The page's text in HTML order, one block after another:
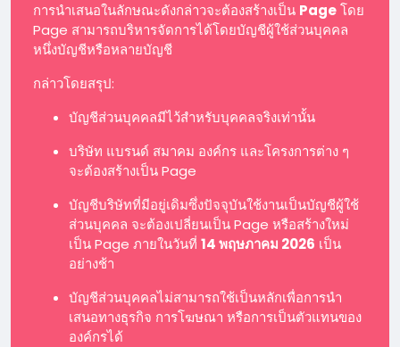
การนำเสนอในลักษณะดังกล่าวจะต้องสร้างเป็น Pageโดย
Page สามารถบริหารจัดการได้โดยบัญชีผู้ใช้ส่วนบุคคล
หนึ่งบัญชีหรือหลายบัญชี
กล่าวโดยสรุป:
บัญชีส่วนบุคคลมีไว้สำหรับบุคคลจริงเท่านั้น
บริษัท แบรนด์ สมาคม องค์กร และโครงการต่าง ๆ
จะต้องสร้างเป็น Page
บัญชีบริษัทที่มีอยู่เดิมซึ่งปัจจุบันใช้งานเป็นบัญชีผู้ใช้
ส่วนบุคคล จะต้องเปลี่ยนเป็น Page หรือสร้างใหม่
เป็น Page ภายในวันที่ 14 พฤษภาคม 2026 เป็น
อย่างช้า
บัญชีส่วนบุคคลไม่สามารถใช้เป็นหลักเพื่อการนำ
เสนอทางธุรกิจ การโฆษณา หรือการเป็นตัวแทนของ
องค์กรได้